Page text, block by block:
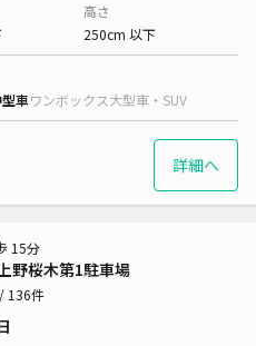
高さ
250cm 以下
車ワンボックス大型車・SUV
詳細へ
野桜木第1駐車場
15分
136件